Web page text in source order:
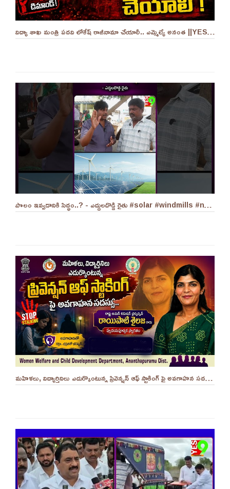
విద్యా శాఖ మంత్రి పదవి లోకేష్ రాజీనామా చేయాలీ.. ఎమ్మెల్యే అనంత ||YES 9TV
పొలం ఇవ్వడానికి సిద్ధం..? - ఎద్దులదొడ్డి రైతు #solar #windmills #naralokesh #solarenergy
మహిళలు, విద్యార్తినిలు ఎదుర్కొంటున్న ప్రివెన్షన్ ఆఫ్ స్టాకింగ్ పై అవగాహన సదస్సు.. - ||YES 9TV